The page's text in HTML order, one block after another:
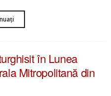
în Lunea
Mitropolitană din